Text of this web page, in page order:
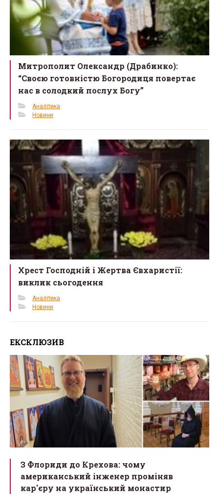
Митрополит Олександр (Драбинко):
“Своєю готовністю Богородиця повертає
нас в солодкий послух Богу”
Аналітика
Новини
Хрест Господній і Жертва Євхаристії:
виклик сьогодення
Аналітика
Новини
ЕКСКЛЮЗИВ
З Флориди до Крехова: чому
американський інженер проміняв
кар'єру на український монастир